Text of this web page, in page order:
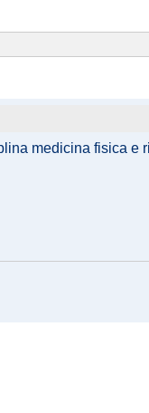
medicina fisica e